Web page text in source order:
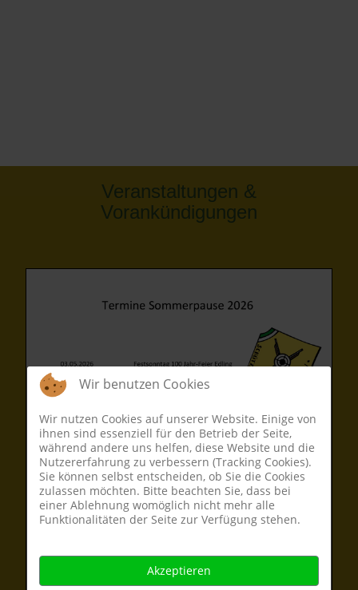
Veranstaltungen &
Vorankündigungen
Wir benutzen Cookies
Wir nutzen Cookies auf unserer Website. Einige von
ihnen sind essenziell für den Betrieb der Seite,
während andere uns helfen, diese Website und die
Nutzererfahrung zu verbessern (Tracking Cookies).
Sie können selbst entscheiden, ob Sie die Cookies
zulassen möchten. Bitte beachten Sie, dass bei
einer Ablehnung womöglich nicht mehr alle
Funktionalitäten der Seite zur Verfügung stehen.
Akzeptieren